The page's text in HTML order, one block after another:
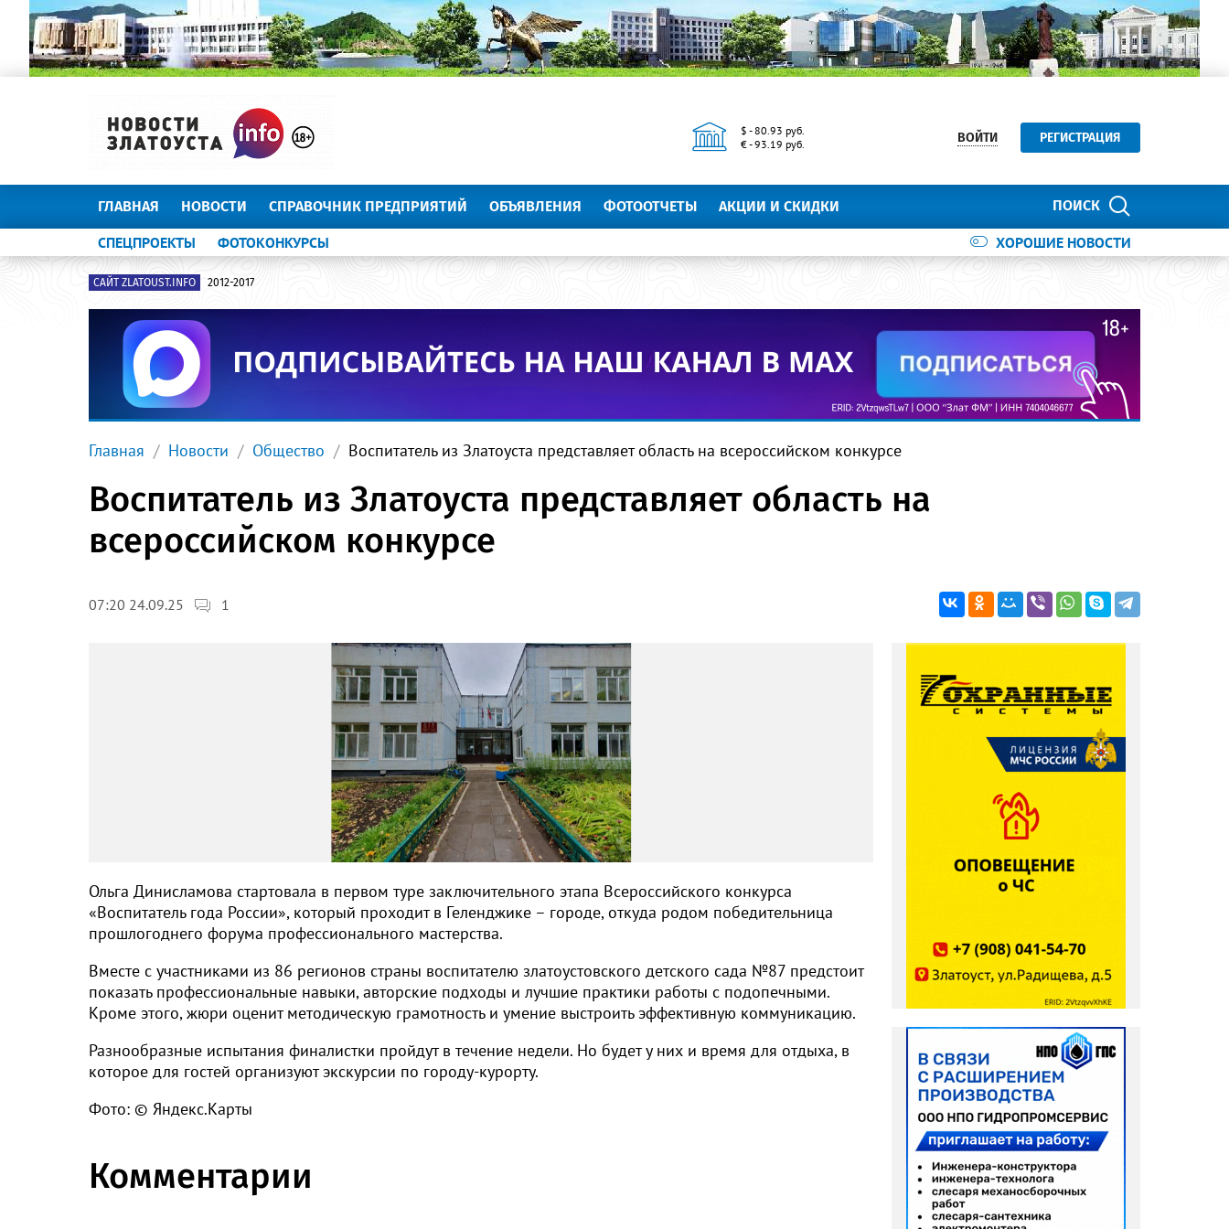
$ - 80.93 руб.
€ - 93.19 руб.
ВОЙТИ РЕГИСТРАЦИЯ
ПОИСК
ГЛАВНАЯ НОВОСТИ СПРАВОЧНИК ПРЕДПРИЯТИЙ ОБЪЯВЛЕНИЯ ФОТООТЧЕТЫ АКЦИИ И СКИДКИ
ХОРОШИЕ НОВОСТИ
СПЕЦПРОЕКТЫ ФОТОКОНКУРСЫ
САЙТ ZLATOUST.INFO 2012-2017
Главная Новости Общество Воспитатель из Златоуста представляет область на всероссийском конкурсе
Воспитатель из Златоуста представляет область на
всероссийском конкурсе
07:20 24.09.25 1
Ольга Динисламова стартовала в первом туре заключительного этапа Всероссийского конкурса
«Воспитатель года России», который проходит в Геленджике – городе, откуда родом победительница
прошлогоднего форума профессионального мастерства.
Вместе с участниками из 86 регионов страны воспитателю златоустовского детского сада №87 предстоит
показать профессиональные навыки, авторские подходы и лучшие практики работы с подопечными.
Кроме этого, жюри оценит методическую грамотность и умение выстроить эффективную коммуникацию.
Разнообразные испытания финалистки пройдут в течение недели. Но будет у них и время для отдыха, в
которое для гостей организуют экскурсии по городу-курорту.
Фото: © Яндекс.Карты
Комментарии